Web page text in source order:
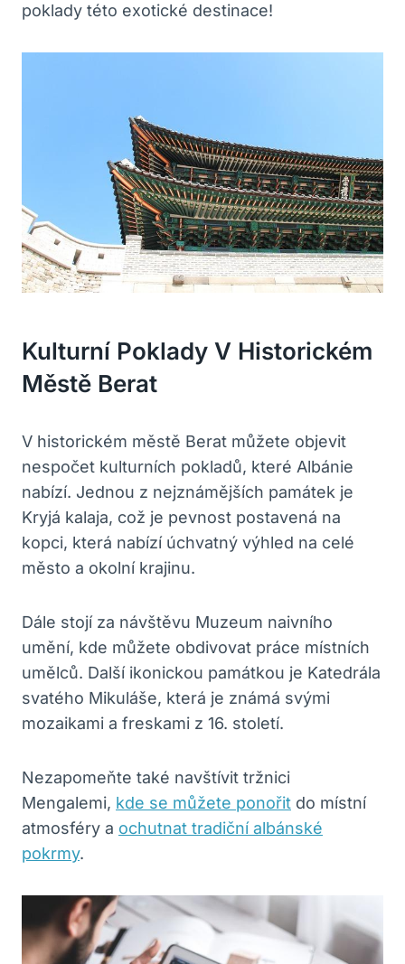
poklady této exotické destinace!
Kulturní Poklady V Historickém
Městě Berat
V historickém městě Berat můžete objevit
nespočet kulturních pokladů, které Albánie
nabízí. Jednou z nejznámějších památek je
Kryjá kalaja, což je pevnost postavená na
kopci, která nabízí úchvatný výhled na celé
město a okolní krajinu.
Dále stojí za návštěvu Muzeum naivního
umění, kde můžete obdivovat práce místních
umělců. Další ikonickou památkou je Katedrála
svatého Mikuláše, která je známá svými
mozaikami a freskami z 16. století.
Nezapomeňte také navštívit tržnici
Mengalemi, kde se můžete ponořit do místní
atmosféry a ochutnat tradiční albánské
pokrmy.